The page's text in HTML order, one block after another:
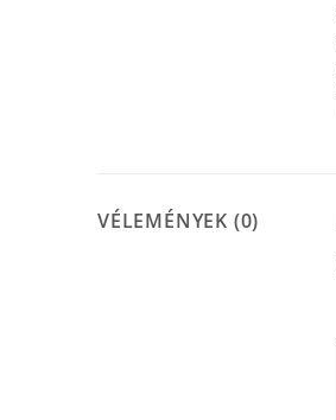
VÉLEMÉNYEK (0)